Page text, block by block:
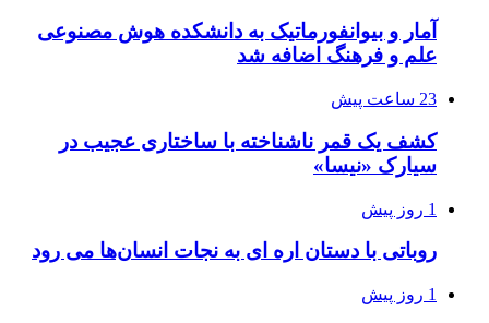
آمار و بیوانفورماتیک به دانشکده هوش مصنوعی
علم و فرهنگ اضافه شد
23 ساعت پیش
کشف یک قمر ناشناخته با ساختاری عجیب در
سیارک «نیسا»
1 روز پیش
روباتی با دستان اره ای به نجات انسان‌ها می رود
1 روز پیش